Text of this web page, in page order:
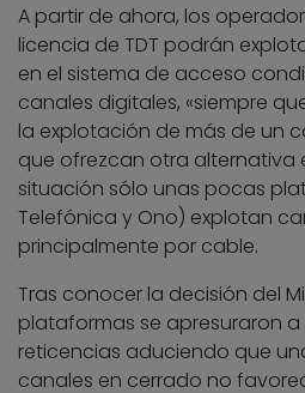
A partir de ahora, los
licencia de TDT podrán
en el sistema de acceso
canales digitales, «siempre
la explotación de más de un
que ofrezcan otra alternativa
situación sólo unas pocas
Telefónica y Ono) explotan
principalmente por cable.
Tras conocer la decisión del
plataformas se apresuraron a
reticencias aduciendo que
canales en cerrado no